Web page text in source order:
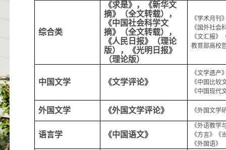
综合类
《求是》，《新华文
摘》（全文转载），
《中国社会科学文
摘》（全文转载），
《人民日报》（理论
版），《光明日报》
（理论版）
《学术月刊
《国外社会
《文汇报》
教育部高校
中国文学 《文学评论》
《文学遗产
《中国比较
《中国现代
外国文学 《外国文学评论》 《外国文学
语言学 《中国语文》
《外语教学
《方言》《
《外国语》